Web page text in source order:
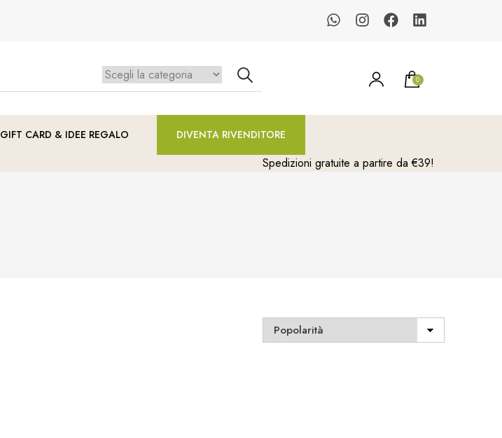
0
GIFT CARD & IDEE REGALO DIVENTA RIVENDITORE
Spedizioni gratuite a partire da €39!